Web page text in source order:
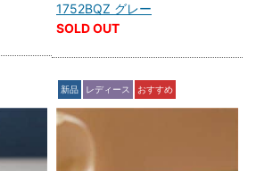
1752BQZ グレー
SOLD OUT
新品 レディース おすすめ